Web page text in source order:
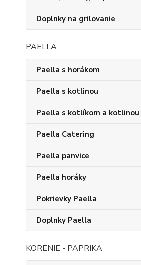
Doplnky na grilovanie
PAELLA
Paella s horákom
Paella s kotlinou
Paella s kotlíkom a kotlinou
Paella Catering
Paella panvice
Paella horáky
Pokrievky Paella
Doplnky Paella
KORENIE - PAPRIKA